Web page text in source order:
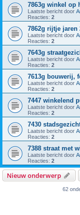
7863g winkel op
Laatste bericht door
Reacties: 2
7862g rijtje jaren
Laatste bericht door
Reacties: 2
7643g
Laatste bericht door
Reacties: 2
7613g bouwerij,
Laatste bericht door
Reacties: 2
7447 winkelend
Laatste bericht door
Reacties: 2
7430
Laatste bericht door
Reacties: 2
7388 straat met
Laatste bericht door
Reacties: 2
Nieuw onderwerp
62